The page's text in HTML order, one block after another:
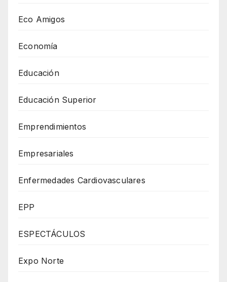
Eco Amigos
Economía
Educación
Educación Superior
Emprendimientos
Empresariales
Enfermedades Cardiovasculares
EPP
ESPECTÁCULOS
Expo Norte